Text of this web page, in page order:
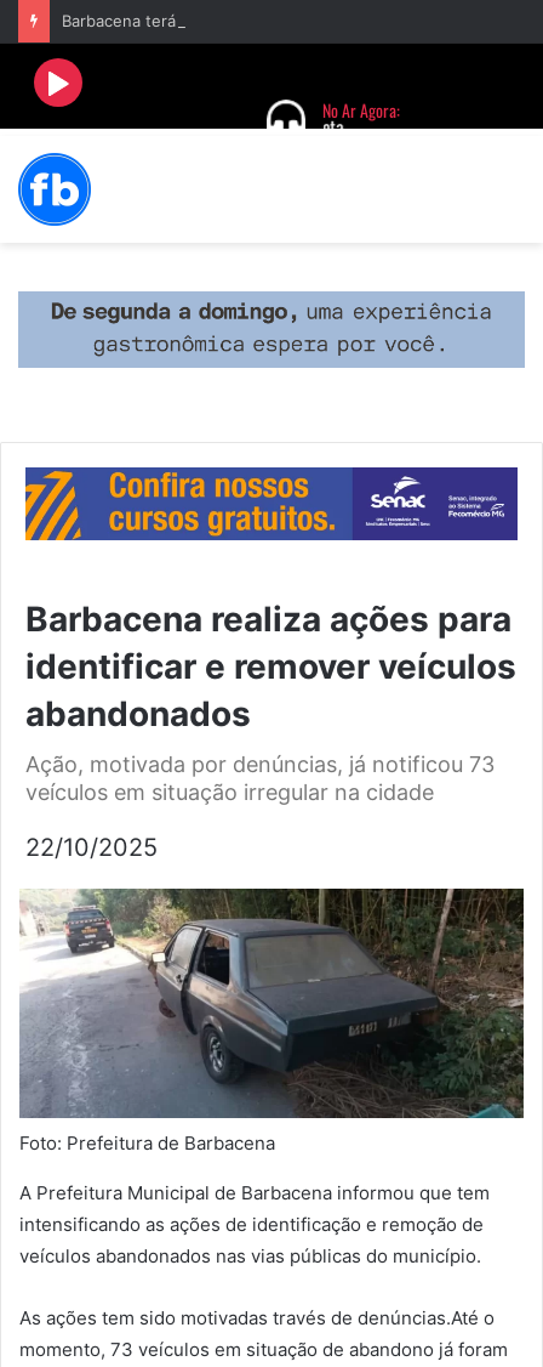
Barbacena realiza ações para
identificar e remover veículos
abandonados
Ação, motivada por denúncias, já notificou 73
veículos em situação irregular na cidade
22/10/2025
Foto: Prefeitura de Barbacena
A Prefeitura Municipal de Barbacena informou que tem
intensificando as ações de identificação e remoção de
veículos abandonados nas vias públicas do município.
As ações tem sido motivadas través de denúncias.Até o
momento, 73 veículos em situação de abandono já foram